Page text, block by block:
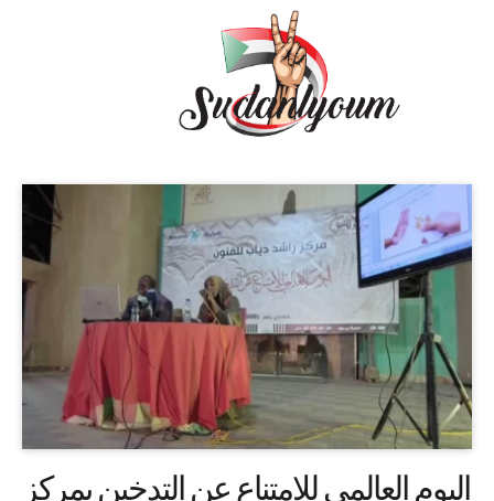
اليوم العالمي للامتناع عن التدخين بمركز